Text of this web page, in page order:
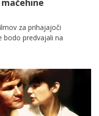
za prihajajoči
bodo predvajali na